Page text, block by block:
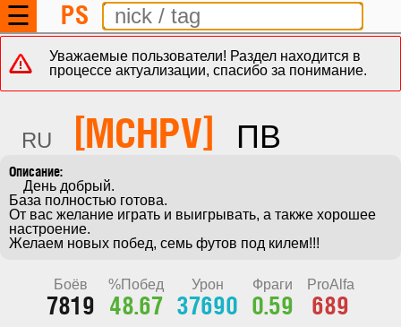
☰ PS
Уважаемые пользователи! Раздел находится в
процессе актуализации, спасибо за понимание.
RU [MCHPV] ПВ
База полностью готова.
От вас желание играть и выигрывать, а также хорошее
настроение.
Желаем новых побед, семь футов под килем!!!
Боёв
7819
%Побед
48.67
Урон
37690
Фраги
0.59
ProAlfa
689